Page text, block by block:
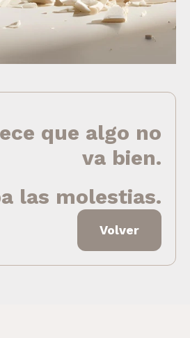
que algo no
va bien.
las molestias.
Volver